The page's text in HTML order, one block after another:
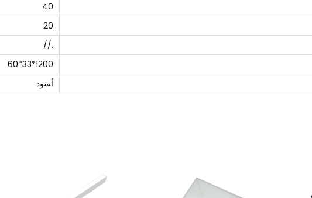
40
20
.//
1200*33*60
أسود